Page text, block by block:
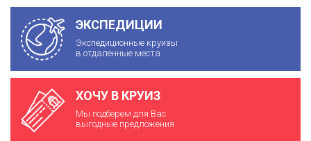
ЭКСПЕДИЦИИ
Экспедиционные круизы
в отдаленные места
ХОЧУ В КРУИЗ
Мы подберем для Вас
выгодные предложения